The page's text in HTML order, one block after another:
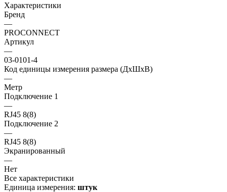
Характеристики
Бренд
—
PROCONNECT
Артикул
—
03-0101-4
Код единицы измерения размера (ДхШхВ)
—
Метр
Подключение 1
—
RJ45 8(8)
Подключение 2
—
RJ45 8(8)
Экранированный
—
Нет
Все характеристики
Единица измерения: штук